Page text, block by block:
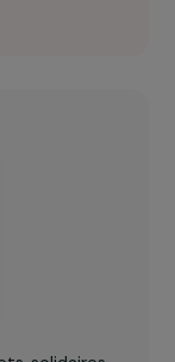
de lutte